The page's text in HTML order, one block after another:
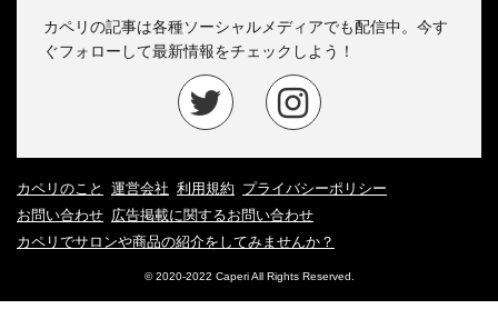
カペリの記事は各種ソーシャルメディアでも配信中。今す
ぐフォローして最新情報をチェックしよう！
カペリのこと 運営会社 利用規約 プライバシーポリシー
お問い合わせ 広告掲載に関するお問い合わせ
カペリでサロンや商品の紹介をしてみませんか？
© 2020-2022 Caperi All Rights Reserved.